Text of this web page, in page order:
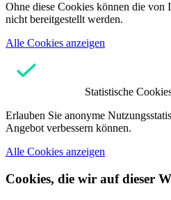
Ohne diese Cookies können die von
nicht bereitgestellt werden.
Alle Cookies anzeigen
Statistische
Erlauben Sie anonyme
Angebot verbessern können.
Alle Cookies anzeigen
Cookies, die wir auf dieser